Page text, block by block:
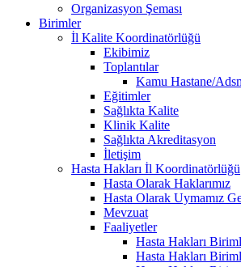
Organizasyon Şeması
Birimler
İl Kalite Koordinatörlüğü
Ekibimiz
Toplantılar
Kamu Hastane/
Eğitimler
Sağlıkta Kalite
Klinik Kalite
Sağlıkta Akreditasyon
İletişim
Hasta Hakları İl Koordinatörlüğü
Hasta Olarak Haklarımız
Hasta Olarak Uymamız
Mevzuat
Faaliyetler
Hasta Hakları
Hasta Hakları